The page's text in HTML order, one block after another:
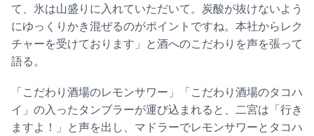
て、氷は山盛りに入れていただいて。炭酸が抜けないよう
にゆっくりかき混ぜるのがポイントですね。本社からレク
チャーを受けております」と酒へのこだわりを声を張って
語る。
「こだわり酒場のレモンサワー」「こだわり酒場のタコハ
イ」の入ったタンブラーが運び込まれると、二宮は「行き
ますよ！」と声を出し、マドラーでレモンサワーとタコハ